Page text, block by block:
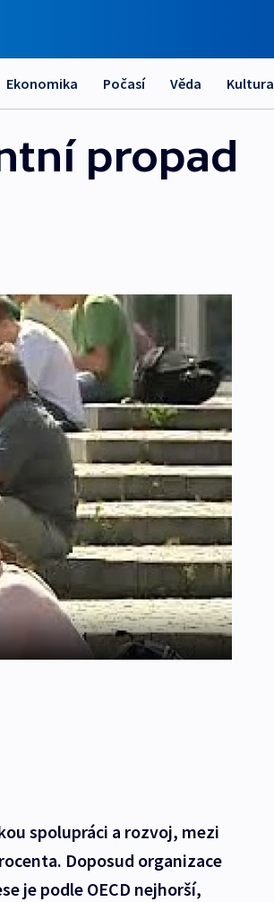
Ekonomika Počasí Věda Kultura
propad
spolupráci a rozvoj, mezi
Doposud organizace
je podle OECD nejhorší,